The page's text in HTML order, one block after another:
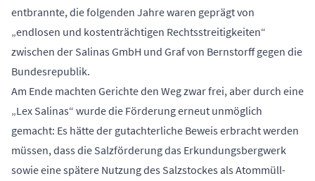
entbrannte, die folgenden Jahre waren geprägt von
„endlosen und kostenträchtigen Rechtsstreitigkeiten“
zwischen der Salinas GmbH und Graf von Bernstorff gegen die
Bundesrepublik.
Am Ende machten Gerichte den Weg zwar frei, aber durch eine
„Lex Salinas“ wurde die Förderung erneut unmöglich
gemacht: Es hätte der gutachterliche Beweis erbracht werden
müssen, dass die Salzförderung das Erkundungsbergwerk
sowie eine spätere Nutzung des Salzstockes als Atommüll-